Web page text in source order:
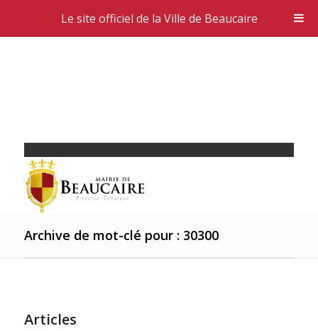
Archive de mot-clé pour : 30300
Articles
Le site officiel de la Ville de Beaucaire